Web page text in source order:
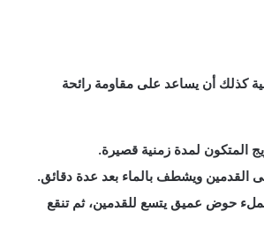
كذلك أن يساعد على مقاومة رائحة
المتكون لمدة زمنية قصيرة.
القدمين ويشطف بالماء بعد عدة دقائق.
حوض عميق يتسع للقدمين، ثم تنقع